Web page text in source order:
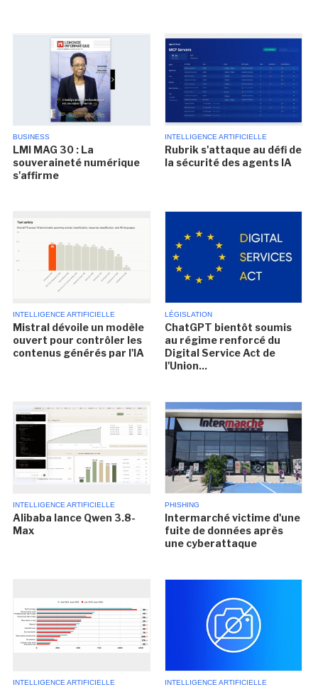
BUSINESS
LMI MAG 30 : La
souveraineté numérique
s'affirme
INTELLIGENCE ARTIFICIELLE
Rubrik s'attaque au défi de
la sécurité des agents IA
INTELLIGENCE ARTIFICIELLE
Mistral dévoile un modèle
ouvert pour contrôler les
contenus générés par l'IA
LÉGISLATION
ChatGPT bientôt soumis
au régime renforcé du
Digital Service Act de
l'Union...
INTELLIGENCE ARTIFICIELLE
Alibaba lance Qwen 3.8-
Max
PHISHING
Intermarché victime d'une
fuite de données après
une cyberattaque
INTELLIGENCE ARTIFICIELLE INTELLIGENCE ARTIFICIELLE